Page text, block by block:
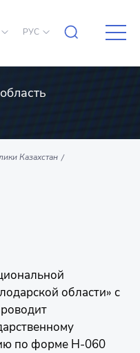
РУС
Казахстан
области» с
по форме Н-060